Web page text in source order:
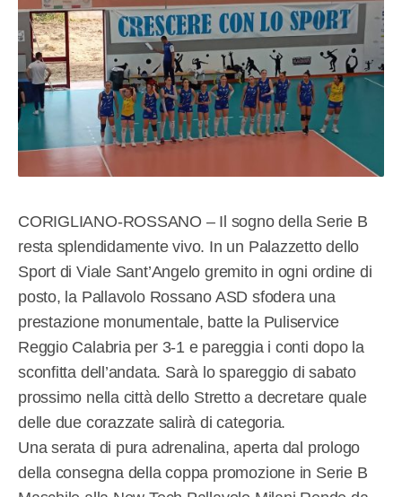
CORIGLIANO-ROSSANO – Il sogno della Serie B
resta splendidamente vivo. In un Palazzetto dello
Sport di Viale Sant’Angelo gremito in ogni ordine di
posto, la Pallavolo Rossano ASD sfodera una
prestazione monumentale, batte la Puliservice
Reggio Calabria per 3-1 e pareggia i conti dopo la
sconfitta dell’andata. Sarà lo spareggio di sabato
prossimo nella città dello Stretto a decretare quale
delle due corazzate salirà di categoria.
Una serata di pura adrenalina, aperta dal prologo
della consegna della coppa promozione in Serie B